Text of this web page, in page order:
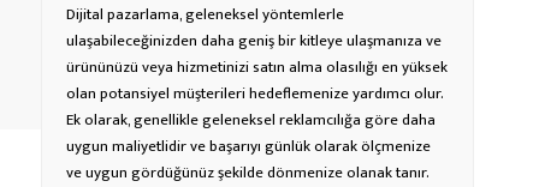
PAZARLAMA
MEDYA YÖNETIMI
& ETKINLIK FOTOĞRAFÇILIĞI
Dijital pazarlama, geleneksel yöntemlerle
ulaşabileceğinizden daha geniş bir kitleye ulaşmanıza ve
ürününüzü veya hizmetinizi satın alma olasılığı en yüksek
olan potansiyel müşterileri hedeflemenize yardımcı olur.
Ek olarak, genellikle geleneksel reklamcılığa göre daha
uygun maliyetlidir ve başarıyı günlük olarak ölçmenize
ve uygun gördüğünüz şekilde dönmenize olanak tanır.